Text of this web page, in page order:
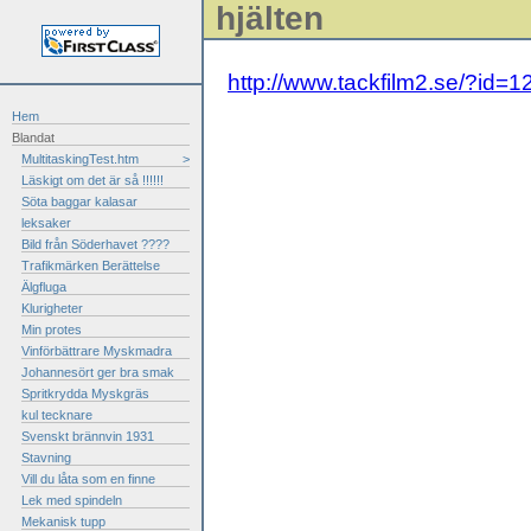
Hem
Blandat
MultitaskingTest.htm
>
Läskigt om det är så !!!!!!
Söta baggar kalasar
leksaker
Bild från Söderhavet ????
Trafikmärken Berättelse
Älgfluga
Klurigheter
Min protes
Vinförbättrare Myskmadra
Johannesört ger bra smak
Spritkrydda Myskgräs
kul tecknare
Svenskt brännvin 1931
Stavning
Vill du låta som en finne
Lek med spindeln
Mekanisk tupp
hjälten
http://www.tackfilm2.se/